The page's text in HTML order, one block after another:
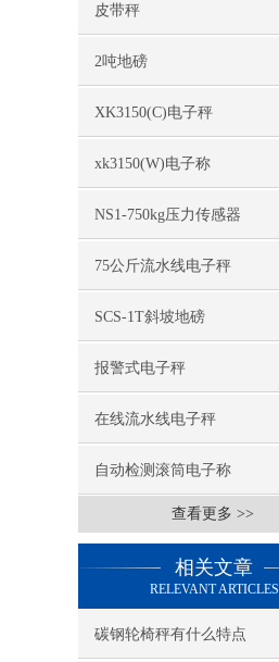
皮带秤
2吨地磅
XK3150(C)电子秤
xk3150(W)电子称
NS1-750kg压力传感器
75公斤流水线电子秤
SCS-1T斜坡地磅
报警式电子秤
在线流水线电子秤
自动检测滚筒电子称
查看更多 >>
相关文章
RELEVANT ARTICLES
碳钢轮椅秤有什么特点